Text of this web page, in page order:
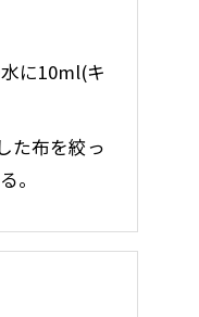
に10ml(キ
た布を絞っ
。